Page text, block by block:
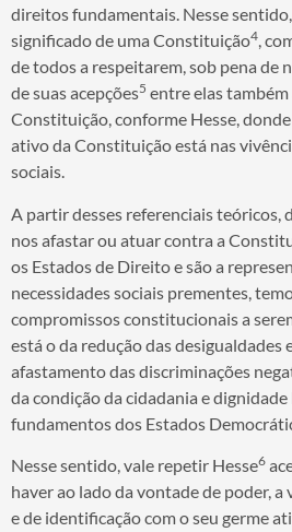
direitos fundamentais. Nesse
significado de uma Constituição4,
de todos a respeitarem, sob pena de
de suas acepções5 entre elas
Constituição, conforme Hesse,
ativo da Constituição está nas
sociais.
A partir desses referenciais teóricos,
nos afastar ou atuar contra a
os Estados de Direito e são a
necessidades sociais prementes,
compromissos constitucionais a
está o da redução das desigualdades
afastamento das discriminações
da condição da cidadania e
fundamentos dos Estados
Nesse sentido, vale repetir Hesse6
haver ao lado da vontade de poder,
e de identificação com o seu germe